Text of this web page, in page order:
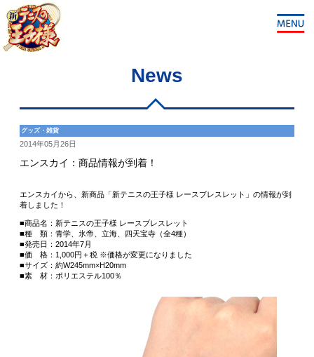
News
グッズ・雑貨
2014年05月26日
エンスカイ：商品情報が到着！
エンスカイから、新商品「新テニスの王子様 レースブレスレット」の情報が到
着しました！
■商品名：新テニスの王子様 レースブレスレット
■種 類：青学、氷帝、立海、四天宝寺（全4種）
■発売日：2014年7月
■価 格：1,000円＋税 ※価格が変更になりました
■サイズ：約W245mm×H20mm
■素 材：ポリエステル100％